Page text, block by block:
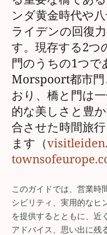
ンダ黄金時代や
ライデンの回復
す。現存する2つ
門のうちの1つで
Morspoort都市門
おり、橋と門は
的な美しさと豊
合させた時間旅
ます（
このガイドでは、営業時
シビリティ、実用的なヒ
を提供するとともに、近
アドバイス、思い出に残